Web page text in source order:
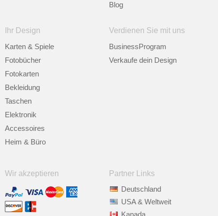
Blog
Ihr Design
Karten & Spiele
Fotobücher
Fotokarten
Bekleidung
Taschen
Elektronik
Accessoires
Heim & Büro
Verdienen Sie mit uns
BusinessProgram
Verkaufe dein Design
Wir akzeptieren
Partner Links
Deutschland
USA & Weltweit
Kanada